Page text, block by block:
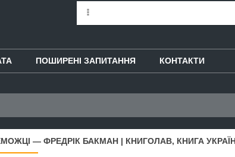
ПОШИРЕНІ ЗАПИТАННЯ КОНТАКТИ
— ФРЕДРІК БАКМАН | КНИГОЛАВ, КНИГА